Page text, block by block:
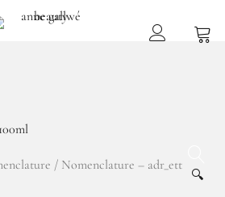
Shop
Düfte
🔍
/ Nomenclature – adr_ett